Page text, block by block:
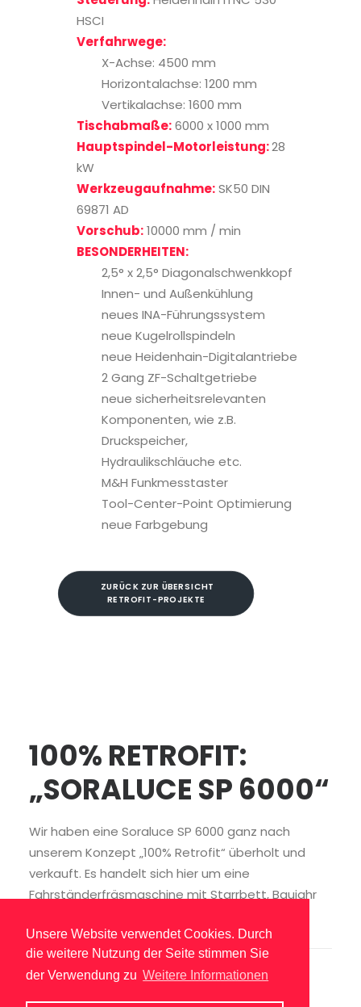
Unsere Website verwendet Cookies. Durch
die weitere Nutzung der Seite stimmen Sie
der Verwendung zu Weitere Informationen
HSCI
Verfahrwege:
X-Achse: 4500 mm
Horizontalachse: 1200 mm
Vertikalachse: 1600 mm
Tischabmaße:6000 x 1000 mm
Hauptspindel-Motorleistung:28
kW
Werkzeugaufnahme:SK50 DIN
69871 AD
Vorschub:10000 mm / min
BESONDERHEITEN:
2,5° x 2,5° Diagonalschwenkkopf
Innen- und Außenkühlung
neues INA-Führungssystem
neue Kugelrollspindeln
neue Heidenhain-Digitalantriebe
2 Gang ZF-Schaltgetriebe
neue sicherheitsrelevanten
Komponenten, wie z.B.
Druckspeicher,
Hydraulikschläuche etc.
M&H Funkmesstaster
Tool-Center-Point Optimierung
neue Farbgebung
ZURÜCK ZUR ÜBERSICHT
RETROFIT-PROJEKTE
100% RETROFIT:
„SORALUCE SP 6000“
Wir haben eine Soraluce SP 6000 ganz nach
unserem Konzept „100% Retrofit“ überholt und
verkauft. Es handelt sich hier um eine
Fahrständerfräsmaschine mit Starrbett, Baujahr
Leistung:
100% Retrofit
Zeitraum:
2017 – 2018